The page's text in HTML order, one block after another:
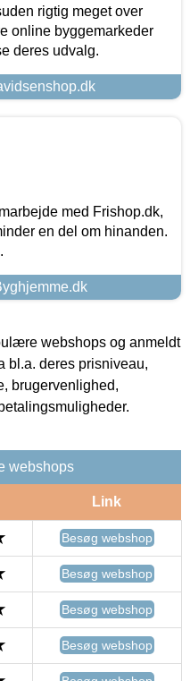
rigtig meget over
online byggemarkeder
deres udvalg.
med Frishop.dk,
en del om hinanden.
webshops og anmeldt
bl.a. deres prisniveau,
brugervenlighed,
webshops
Link
Besøg webshop
Besøg webshop
Besøg webshop
Besøg webshop